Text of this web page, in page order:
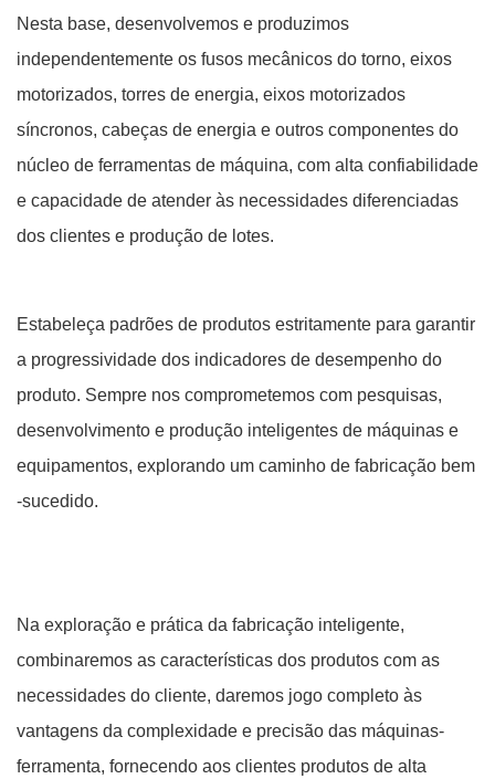
Nesta base, desenvolvemos e produzimos
independentemente os fusos mecânicos do torno, eixos
motorizados, torres de energia, eixos motorizados
síncronos, cabeças de energia e outros componentes do
núcleo de ferramentas de máquina, com alta confiabilidade
e capacidade de atender às necessidades diferenciadas
dos clientes e produção de lotes.
Estabeleça padrões de produtos estritamente para garantir
a progressividade dos indicadores de desempenho do
produto. Sempre nos comprometemos com pesquisas,
desenvolvimento e produção inteligentes de máquinas e
equipamentos, explorando um caminho de fabricação bem
-sucedido.
Na exploração e prática da fabricação inteligente,
combinaremos as características dos produtos com as
necessidades do cliente, daremos jogo completo às
vantagens da complexidade e precisão das máquinas-
ferramenta, fornecendo aos clientes produtos de alta